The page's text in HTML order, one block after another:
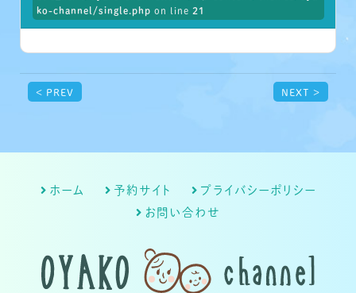
ko-channel/single.php on line 21
< PREV NEXT >
ホーム 予約サイト
プライバシーポリシー
お問い合わせ